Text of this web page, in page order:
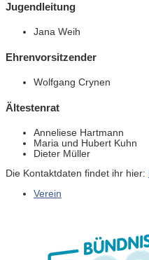
Jugendleitung
Jana Weih
Ehrenvorsitzender
Wolfgang Crynen
Ältestenrat
Anneliese Hartmann
Maria und Hubert Kuhn
Dieter Müller
Die Kontaktdaten findet ihr hier:
Verein